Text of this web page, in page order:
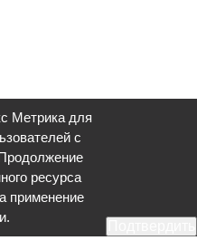
Метрика для
с
ресурса
применение